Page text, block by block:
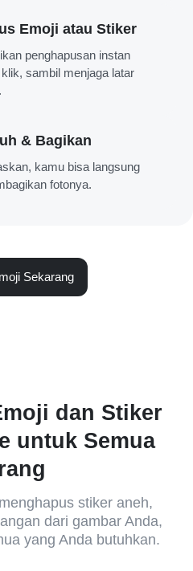
Emoji atau Stiker
penghapusan instan
sambil menjaga latar
& Bagikan
kamu bisa langsung
fotonya.
Sekarang
dan Stiker
untuk Semua
stiker aneh,
dari gambar Anda,
yang Anda butuhkan.